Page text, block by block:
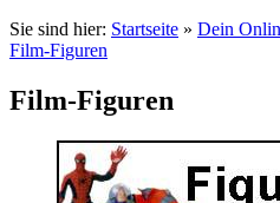
Sie sind hier: Startseite » Dein
Film-Figuren
Film-Figuren